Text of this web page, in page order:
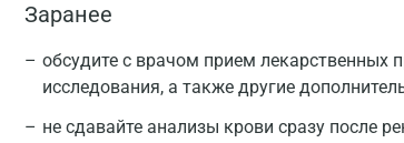
Заранее
обсудите с врачом прием лекарственных
исследования, а также другие
не сдавайте анализы крови сразу после